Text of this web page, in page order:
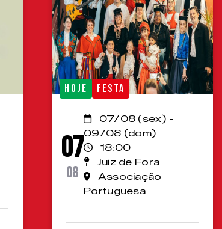
HOJE FESTA
07
08
07/08 (sex) -
09/08 (dom)
18:00
Juiz de Fora
Associação
Portuguesa